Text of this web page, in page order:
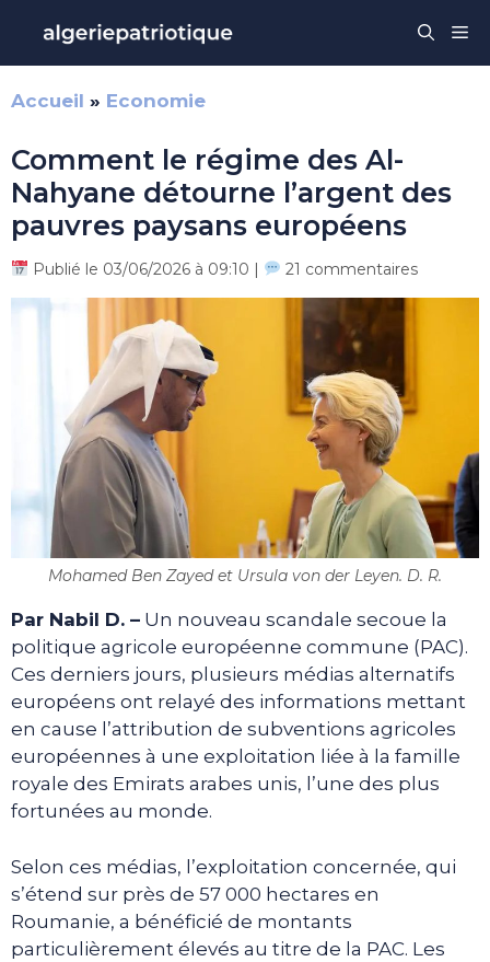
contenu
Accueil » Economie
Comment le régime des Al-
Nahyane détourne l’argent des
pauvres paysans européens
Publié le 03/06/2026 à 09:10 | 21 commentaires
Mohamed Ben Zayed et Ursula von der Leyen. D. R.
Par Nabil D. – Un nouveau scandale secoue la
politique agricole européenne commune (PAC).
Ces derniers jours, plusieurs médias alternatifs
européens ont relayé des informations mettant
en cause l’attribution de subventions agricoles
européennes à une exploitation liée à la famille
royale des Emirats arabes unis, l’une des plus
fortunées au monde.
Selon ces médias, l’exploitation concernée, qui
s’étend sur près de 57 000 hectares en
Roumanie, a bénéficié de montants
particulièrement élevés au titre de la PAC. Les